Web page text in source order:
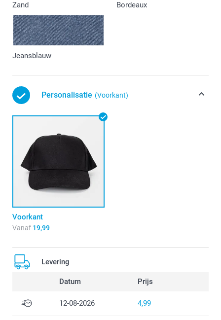
Zand Bordeaux
Jeansblauw
Personalisatie (Voorkant)
Voorkant
Vanaf 19,99
Levering
Datum Prijs
12-08-2026 4,99